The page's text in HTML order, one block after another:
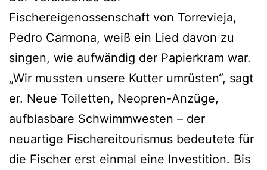
Fischereigenossenschaft von Torrevieja,
Pedro Carmona, weiß ein Lied davon zu
singen, wie aufwändig der Papierkram war.
„Wir mussten unsere Kutter umrüsten“, sagt
er. Neue Toiletten, Neopren-Anzüge,
aufblasbare Schwimmwesten – der
neuartige Fischereitourismus bedeutete für
die Fischer erst einmal eine Investition. Bis